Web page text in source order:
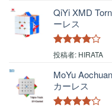
QiYi XMD
ーレス
5段階中4
投稿者: HIRATA
MoYu
カーレス